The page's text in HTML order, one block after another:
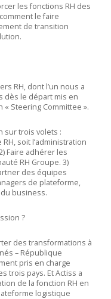
les fonctions RH des
le faire
de transition
RH, dont l’un nous a
dès le départ mis en
Steering Committee ».
sur trois volets :
soit l’administration
Faire adhérer les
RH Groupe. 3)
des équipes
de plateforme,
business.
?
des transformations à
– République
pris en charge
trois pays. Et Actiss a
de la fonction RH en
logistique